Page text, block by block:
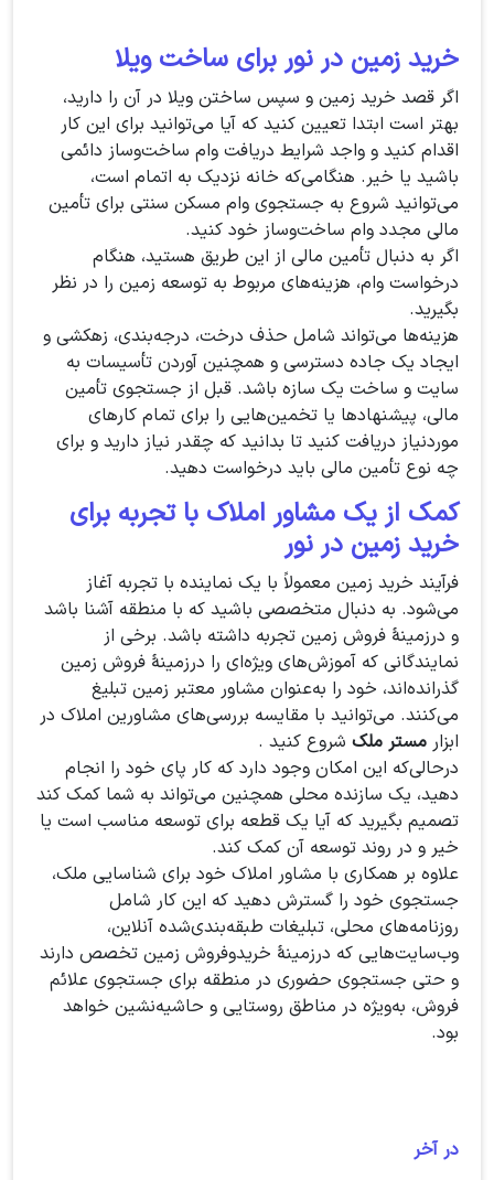
خرید زمین در نور برای ساخت ویلا
اگر قصد خرید زمین و سپس ساختن ویلا در آن را دارید،
بهتر است ابتدا تعیین کنید که آیا می‌توانید برای این کار
اقدام کنید و واجد شرایط دریافت وام ساخت‌وساز دائمی
باشید یا خیر. هنگامی‌که خانه نزدیک به اتمام است،
می‌توانید شروع به جستجوی وام مسکن سنتی برای تأمین
مالی مجدد وام ساخت‌وساز خود کنید.
اگر به دنبال تأمین مالی از این طریق هستید، هنگام
درخواست وام، هزینه‌های مربوط به توسعه زمین را در نظر
بگیرید.
هزینه‌ها می‌تواند شامل حذف درخت، درجه‌بندی، زهکشی و
ایجاد یک جاده دسترسی و همچنین آوردن تأسیسات به
سایت و ساخت یک سازه باشد. قبل از جستجوی تأمین
مالی، پیشنهادها یا تخمین‌هایی را برای تمام کارهای
موردنیاز دریافت کنید تا بدانید که چقدر نیاز دارید و برای
چه نوع تأمین مالی باید درخواست دهید.
کمک از یک مشاور املاک با تجربه برای
خرید زمین در نور
فرآیند خرید زمین معمولاً با یک نماینده با تجربه آغاز
می‌شود. به دنبال متخصصی باشید که با منطقه آشنا باشد
و درزمینهٔ فروش زمین تجربه داشته باشد. برخی از
نمایندگانی که آموزش‌های ویژه‌ای را درزمینهٔ فروش زمین
گذرانده‌اند، خود را به‌عنوان مشاور معتبر زمین تبلیغ
می‌کنند. می‌توانید با مقایسه بررسی‌های مشاورین املاک در
ابزار مستر ملک شروع کنید .
درحالی‌که این امکان وجود دارد که کار پای خود را انجام
دهید، یک سازنده محلی همچنین می‌تواند به شما کمک کند
تصمیم بگیرید که آیا یک قطعه برای توسعه مناسب است یا
خیر و در روند توسعه آن کمک کند.
علاوه بر همکاری با مشاور املاک خود برای شناسایی ملک،
جستجوی خود را گسترش دهید که این کار شامل
روزنامه‌های محلی، تبلیغات طبقه‌بندی‌شده آنلاین،
وب‌سایت‌هایی که درزمینهٔ خریدوفروش زمین تخصص دارند
و حتی جستجوی حضوری در منطقه برای جستجوی علائم
فروش، به‌ویژه در مناطق روستایی و حاشیه‌نشین خواهد
بود.
در آخر